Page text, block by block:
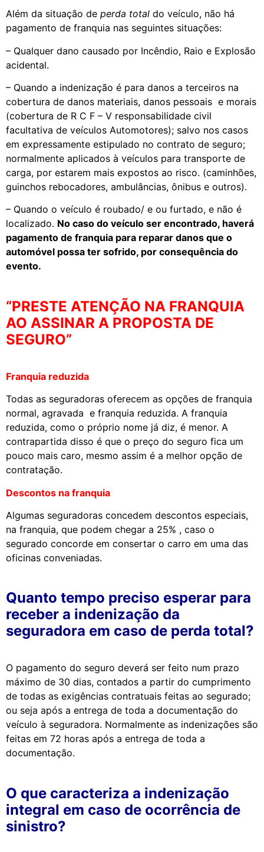
Além da situação de perda total do veículo, não há
pagamento de franquia nas seguintes situações:
– Qualquer dano causado por Incêndio, Raio e Explosão
acidental.
– Quando a indenização é para danos a terceiros na
cobertura de danos materiais, danos pessoais e morais
(cobertura de R C F – V responsabilidade civil
facultativa de veículos Automotores); salvo nos casos
em expressamente estipulado no contrato de seguro;
normalmente aplicados à veículos para transporte de
carga, por estarem mais expostos ao risco. (caminhões,
guinchos rebocadores, ambulâncias, ônibus e outros).
– Quando o veículo é roubado/ e ou furtado, e não é
localizado. No caso do veículo ser encontrado, haverá
pagamento de franquia para reparar danos que o
automóvel possa ter sofrido, por consequência do
evento.
“PRESTE ATENÇÃO NA FRANQUIA
AO ASSINAR A PROPOSTA DE
SEGURO”
Franquia reduzida
Todas as seguradoras oferecem as opções de franquia
normal, agravada e franquia reduzida. A franquia
reduzida, como o próprio nome já diz, é menor. A
contrapartida disso é que o preço do seguro fica um
pouco mais caro, mesmo assim é a melhor opção de
contratação.
Descontos na franquia
Algumas seguradoras concedem descontos especiais,
na franquia, que podem chegar a 25% , caso o
segurado concorde em consertar o carro em uma das
oficinas conveniadas.
Quanto tempo preciso esperar para
receber a indenização da
seguradora em caso de perda total?
O pagamento do seguro deverá ser feito num prazo
máximo de 30 dias, contados a partir do cumprimento
de todas as exigências contratuais feitas ao segurado;
ou seja após a entrega de toda a documentação do
veículo à seguradora. Normalmente as indenizações são
feitas em 72 horas após a entrega de toda a
documentação.
O que caracteriza a indenização
integral em caso de ocorrência de
sinistro?